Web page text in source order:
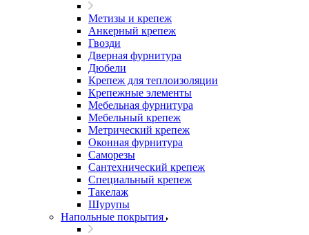
Метизы и крепеж
Анкерный крепеж
Гвозди
Дверная фурнитура
Дюбели
Крепеж для теплоизоляции
Крепежные элементы
Мебельная фурнитура
Мебельный крепеж
Метрический крепеж
Оконная фурнитура
Саморезы
Сантехнический крепеж
Специальный крепеж
Такелаж
Шурупы
Напольные покрытия